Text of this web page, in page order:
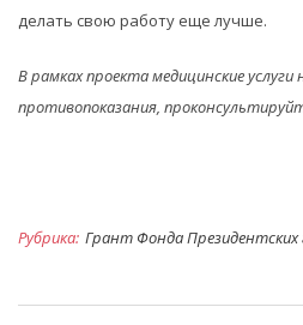
делать свою работу еще лучше.
В рамках проекта медицинские
противопоказания,
Рубрика: Грант Фонда